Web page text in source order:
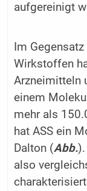
aufgereinigt
Im
Wirkstoffen
Arzneimitteln
einem
mehr als
hat ASS ein
Dalton (Abb.).
also